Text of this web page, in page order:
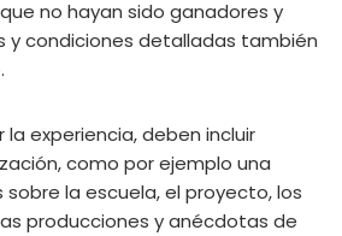
no hayan sido ganadores y
y condiciones detalladas también
la experiencia, deben incluir
como por ejemplo una
la escuela, el proyecto, los
producciones y anécdotas de